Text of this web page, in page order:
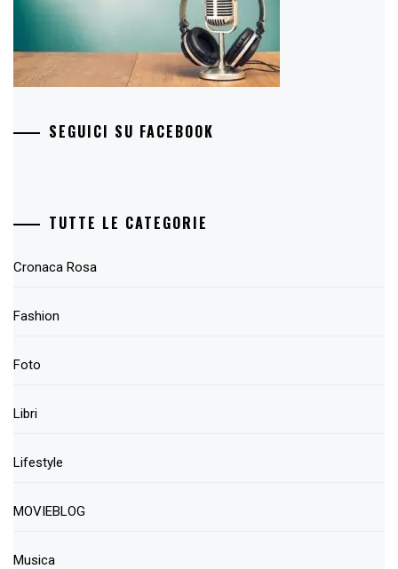
SEGUICI SU FACEBOOK
TUTTE LE CATEGORIE
Cronaca Rosa
Fashion
Foto
Libri
Lifestyle
MOVIEBLOG
Musica